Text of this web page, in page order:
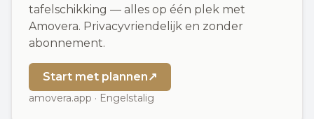
tafelschikking — alles op één plek met
Amovera. Privacyvriendelijk en zonder
abonnement.
Start met plannen↗
amovera.app · Engelstalig